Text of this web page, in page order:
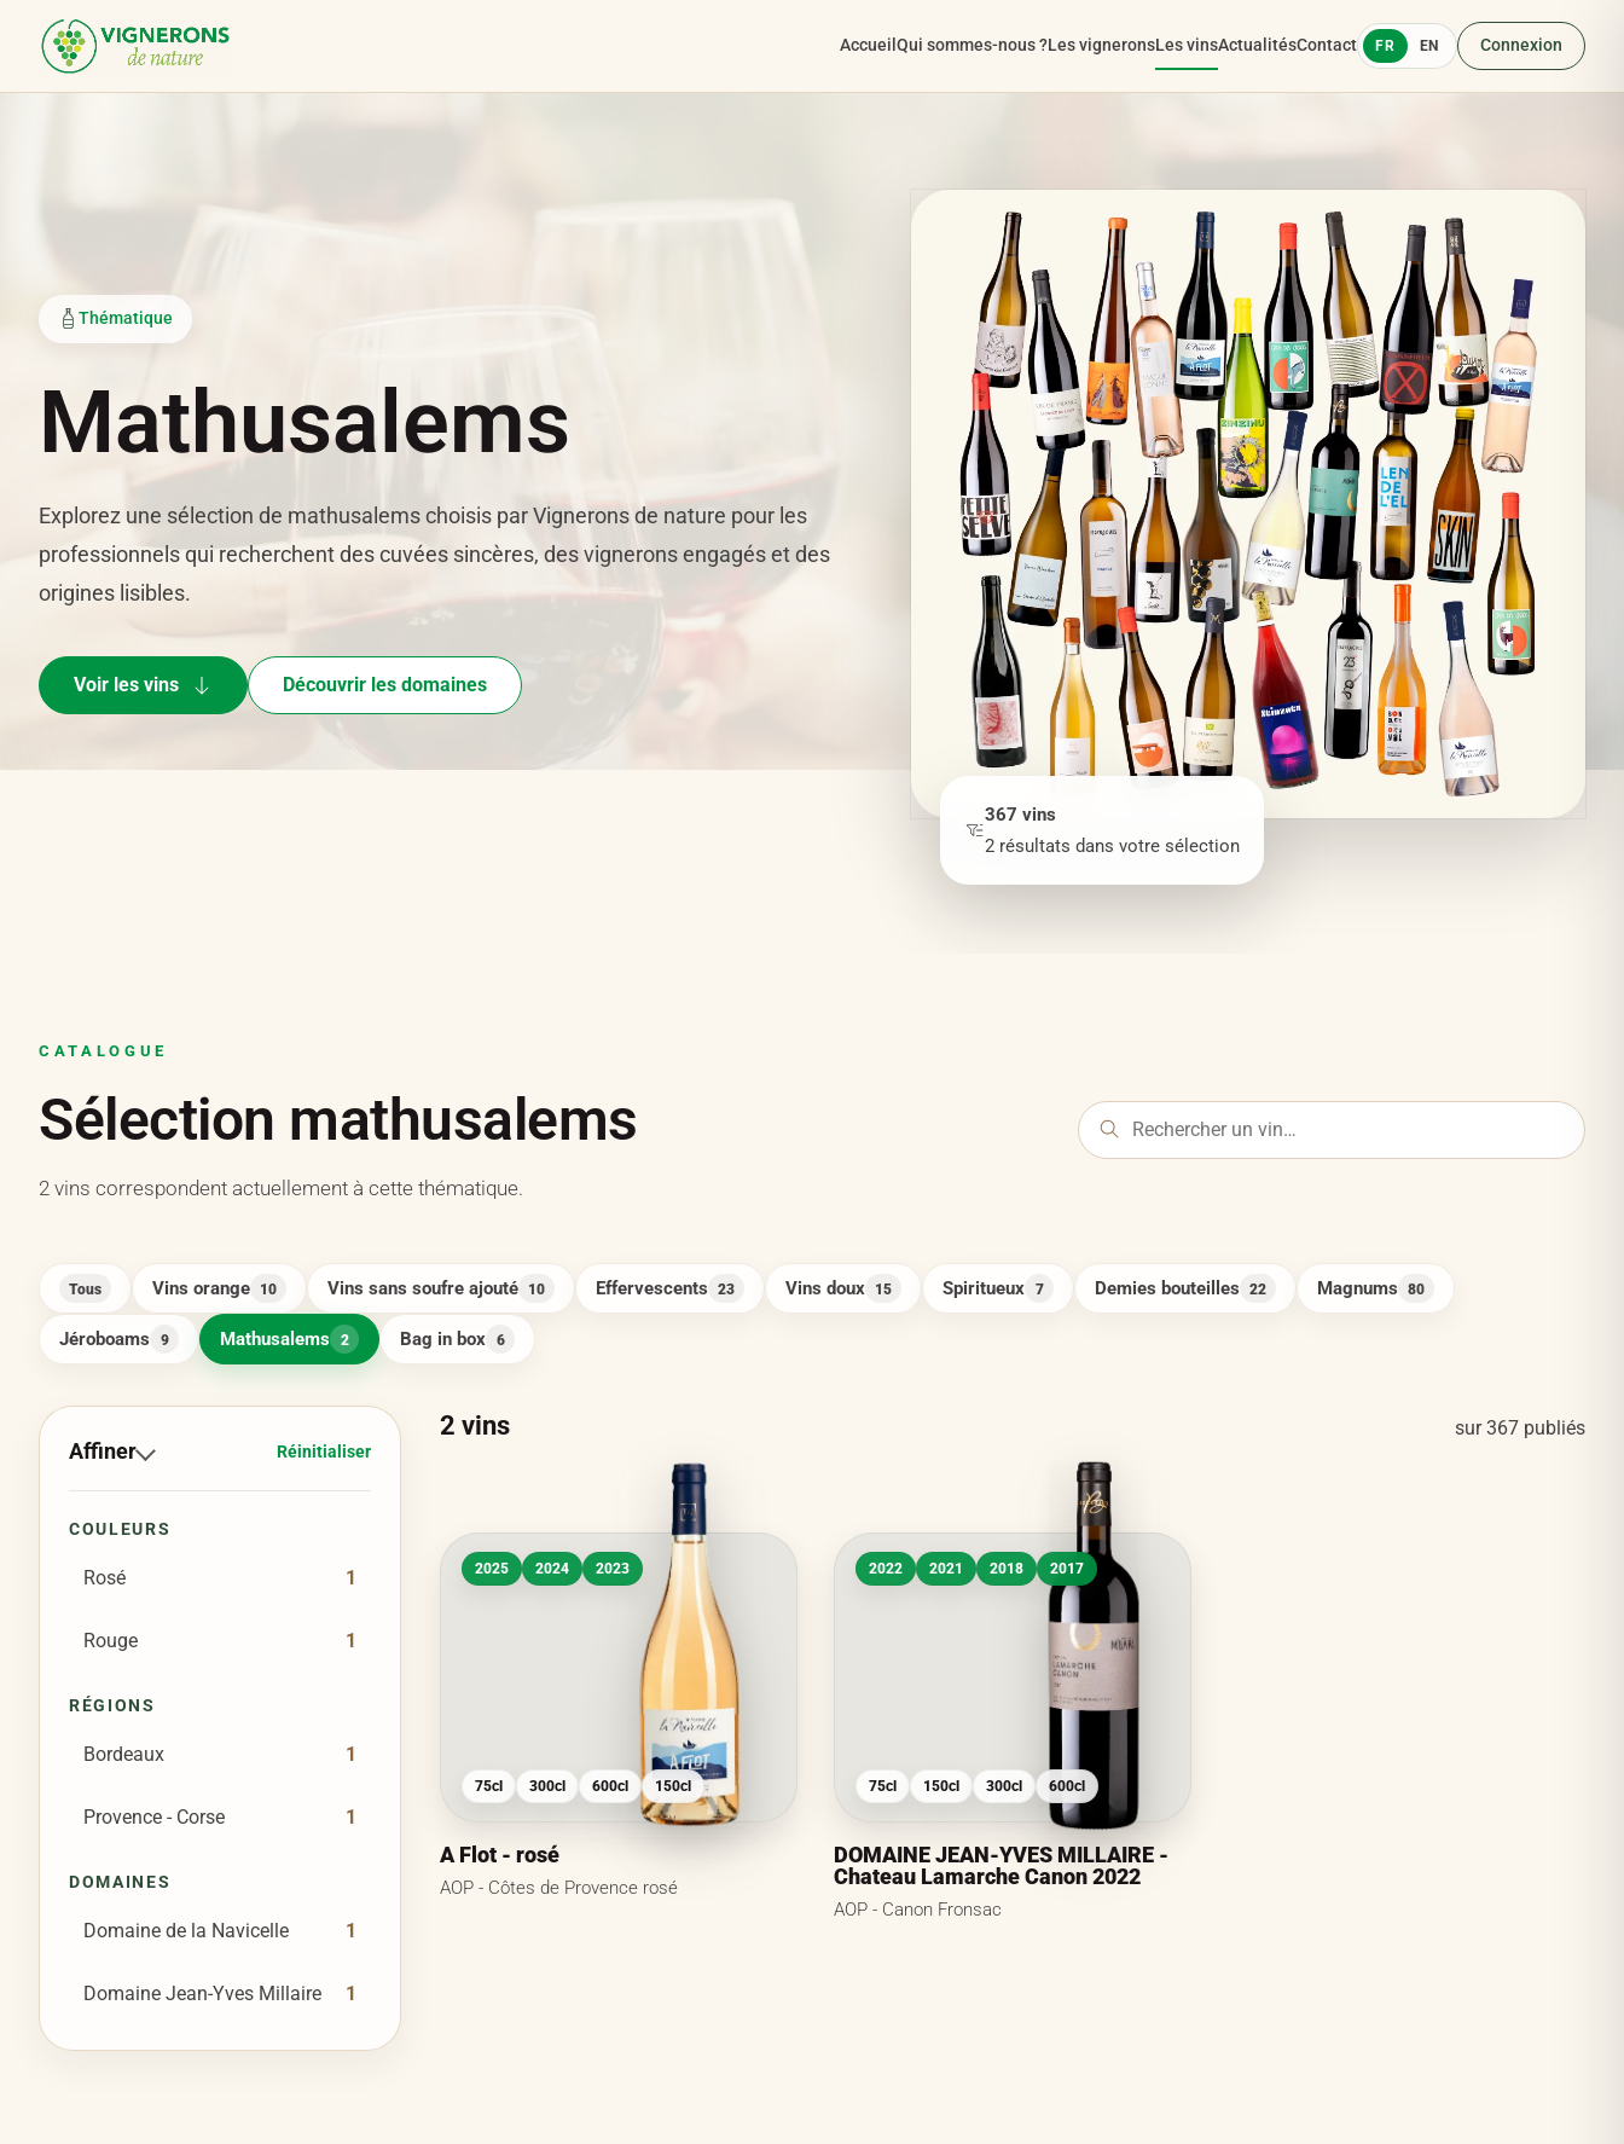
AccueilQui sommes-nous ?Les vigneronsLes vinsActualitésContact FR EN Connexion
Thématique
Mathusalems
Explorez une sélection de mathusalems choisis par Vignerons de nature pour les
professionnels qui recherchent des cuvées sincères, des vignerons engagés et des
origines lisibles.
Voir les vins Découvrir les domaines
367 vins
2 résultats dans votre sélection
CATALOGUE
Sélection mathusalems
2 vins correspondent actuellement à cette thématique.
Tous Vins orange 10 Vins sans soufre ajouté 10 Effervescents 23 Vins doux 15 Spiritueux 7 Demies bouteilles 22 Magnums 80
Jéroboams 9 Mathusalems 2 Bag in box 6
Affiner Réinitialiser
COULEURS
Rosé 1
Rouge 1
RÉGIONS
Bordeaux 1
Provence - Corse 1
DOMAINES
Domaine de la Navicelle 1
Domaine Jean-Yves Millaire 1
2 vins sur367 publiés
2025 2024 2023
75cl 300cl 600cl 150cl
A Flot - rosé
AOP - Côtes de Provence rosé
2022 2021 2018 2017
75cl 150cl 300cl 600cl
DOMAINE JEAN-YVES MILLAIRE -
Chateau Lamarche Canon 2022
AOP - Canon Fronsac
Panneau de gestion des cookies